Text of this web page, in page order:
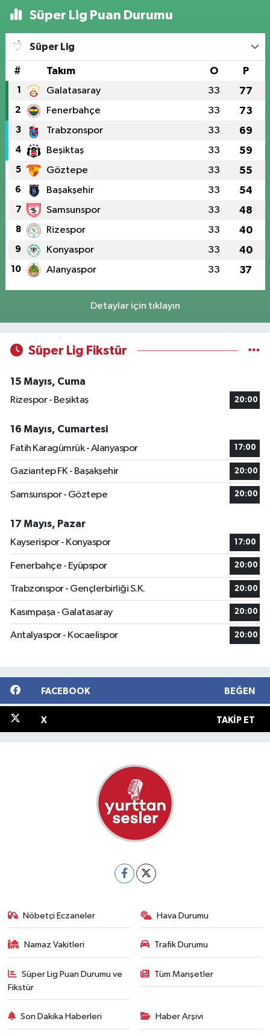
Süper Lig Puan Durumu
Süper Lig
# Takım O P
1 Galatasaray 33 77
2 Fenerbahçe 33 73
3 Trabzonspor 33 69
4 Beşiktaş 33 59
5 Göztepe 33 55
6 Başakşehir 33 54
7 Samsunspor 33 48
8 Rizespor 33 40
9 Konyaspor 33 40
10 Alanyaspor 33 37
Detaylar için tıklayın
Süper Lig Fikstür
15 Mayıs, Cuma
Rizespor - Beşiktaş
20:00
16 Mayıs, Cumartesi
Fatih Karagümrük - Alanyaspor
17:00
Gaziantep FK - Başakşehir 20:00
Samsunspor - Göztepe 20:00
17 Mayıs, Pazar
Kayserispor - Konyaspor
17:00
Fenerbahçe - Eyüpspor 20:00
Trabzonspor - Gençlerbirliği S.K. 20:00
Kasımpaşa - Galatasaray 20:00
Antalyaspor - Kocaelispor 20:00
FACEBOOK BEĞEN
X TAKIP ET
Nöbetçi Eczaneler Hava Durumu
Namaz Vakitleri Trafik Durumu
Süper Lig Puan Durumu ve
Fikstür
Tüm Manşetler
Son Dakika Haberleri Haber Arşivi